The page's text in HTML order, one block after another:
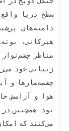
سطح دریا
دامنه‌های
هیرکانی،
مناظر
زیبایی خود
چشمه‌سارها و
هوا و آرامش
بود. همچنین
می‌کنند که